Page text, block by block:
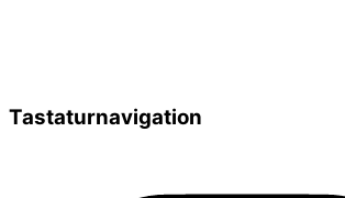
Tastaturnavigation